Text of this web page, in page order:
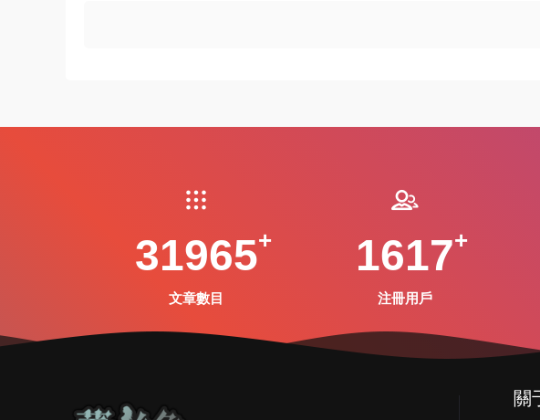
31965
文章數目
1617
注冊用戶
關